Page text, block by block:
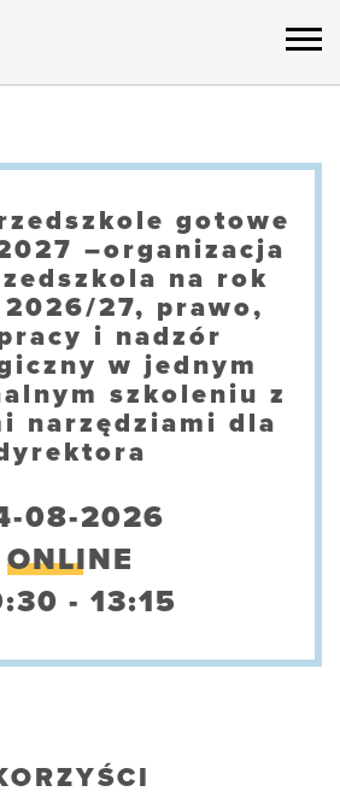
gotowe
–organizacja
na rok
27, prawo,
i nadzór
w jednym
szkoleniu z
narzędziami dla
08-2026
ONLINE
- 13:15